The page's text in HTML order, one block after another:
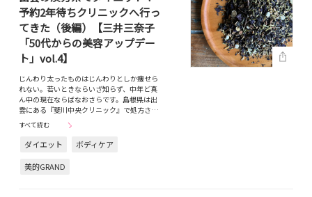
予約2年待ちクリニックへ行っ
てきた（後編）【三井三奈子
「50代からの美容アップデー
ト」vol.4】
じんわり太ったものはじんわりとしか痩せら
れない。若いときならいざ知らず、中年ど真
ん中の現在ならばなおさらです。島根県は出
雲にある『斐川中央クリニック』で処方さ…
すべて読む
ダイエット
ボディケア
美的GRAND